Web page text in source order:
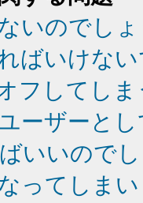
いのでし
ばいけな
フしてし
ーザーと
いいので
ってしま